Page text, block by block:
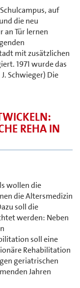
auf
die neu
an Tür lernen
mit zusätzlichen
1971 wurde das
Schwieger) Die
REHA IN
wollen die
die Altersmedizin
soll die
werden: Neben
soll eine
Rehabilitation
geriatrischen
Jahren